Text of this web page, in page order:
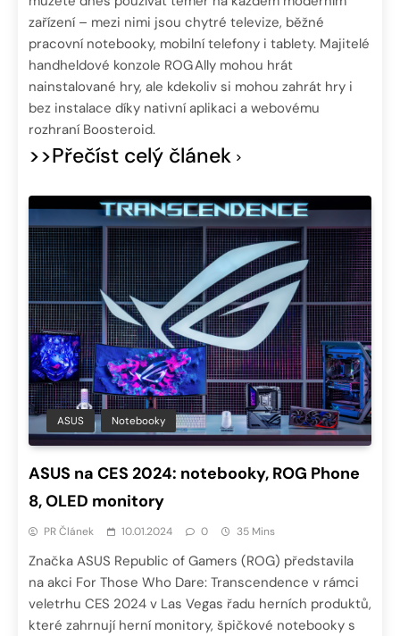
zařízení – mezi nimi jsou chytré televize, běžné
pracovní notebooky, mobilní telefony i tablety. Majitelé
handheldové konzole ROG Ally mohou hrát
nainstalované hry, ale kdekoliv si mohou zahrát hry i
bez instalace díky nativní aplikaci a webovému
rozhraní Boosteroid.
>>Přečíst celý článek
ASUS Notebooky
ASUS na CES 2024: notebooky, ROG Phone
8, OLED monitory
PR Článek 10.01.2024 0 35 Mins
Značka ASUS Republic of Gamers (ROG) představila
na akci For Those Who Dare: Transcendence v rámci
veletrhu CES 2024 v Las Vegas řadu herních produktů,
které zahrnují herní monitory, špičkové notebooky s